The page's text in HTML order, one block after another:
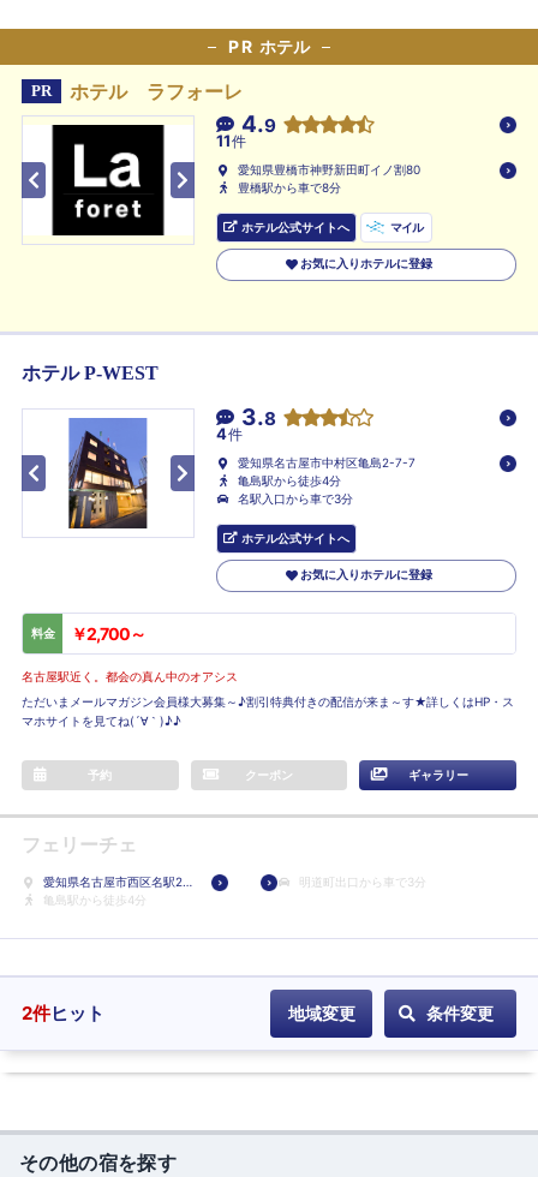
PR ホテル
PR ホテル ラフォーレ
4.9
11件
愛知県豊橋市神野新田町イノ割80
豊橋駅から車で8分
ホテル公式サイトへ マイル
お気に入りホテルに登録
ホテル P-WEST
3.8
4件
愛知県名古屋市中村区亀島2-7-7
亀島駅から徒歩4分
名駅入口から車で3分
ホテル公式サイトへ
お気に入りホテルに登録
料金 ￥2,700～
名古屋駅近く。都会の真ん中のオアシス
ただいまメールマガジン会員様大募集～♪割引特典付きの配信が来ま～す★詳しくはHP・ス
マホサイトを見てね(´∀｀)♪♪
予約 クーポン ギャラリー
フェリーチェ
愛知県名古屋市西区名駅2-
16-12
明道町出口から車で3分
亀島駅から徒歩4分
2件ヒット 地域変更 条件変更
その他の宿を探す